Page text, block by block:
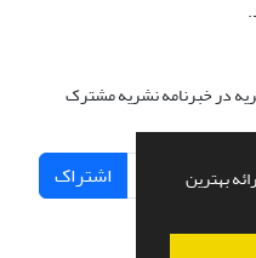
بهترین
در خبرنامه نشریه مشترک
اشتراک